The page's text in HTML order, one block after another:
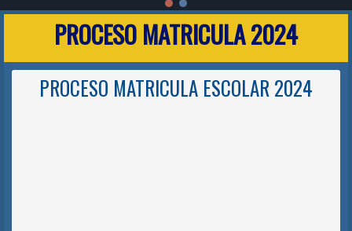
PROCESO MATRICULA 2024
PROCESO MATRICULA ESCOLAR 2024